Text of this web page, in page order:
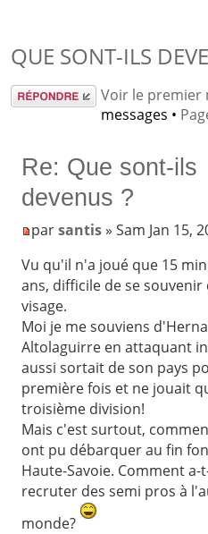
QUE SONT-ILS
Répondre Voir le premier
messages •
Re: Que sont-ils
devenus ?
parsantis» Sam Jan 15,
Vu qu'il n'a joué que 15
ans, difficile de se souvenir
visage.
Moi je me souviens
Altolaguirre en attaquant
aussi sortait de son pays
première fois et ne jouait
troisième division!
Mais c'est surtout,
ont pu débarquer au fin
Haute-Savoie. Comment
recruter des semi pros à
monde?